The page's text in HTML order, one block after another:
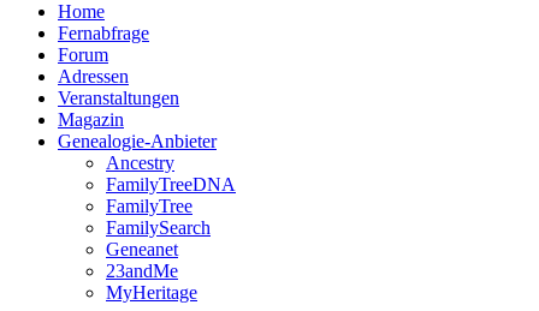
Home
Fernabfrage
Forum
Adressen
Veranstaltungen
Magazin
Genealogie-Anbieter
Ancestry
FamilyTreeDNA
FamilyTree
FamilySearch
Geneanet
23andMe
MyHeritage